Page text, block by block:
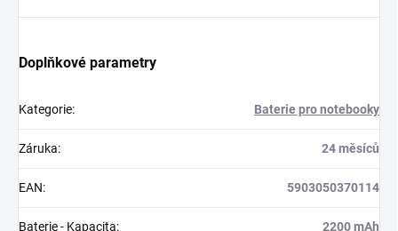
Doplňkové parametry
Kategorie: Baterie pro notebooky
Záruka: 24 měsíců
EAN: 5903050370114
Baterie - Kapacita: 2200 mAh